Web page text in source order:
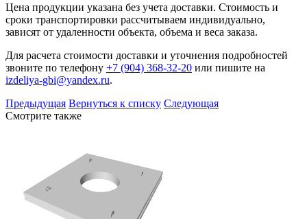
Цена продукции указана без учета доставки. Стоимость и
сроки транспортировки рассчитываем индивидуально,
зависят от удаленности объекта, объема и веса заказа.
Для расчета стоимости доставки и уточнения подробностей
звоните по телефону +7 (904) 368-32-20 или пишите на
izdeliya-gbi@yandex.ru.
Предыдущая Вернуться к списку Следующая
Смотрите также